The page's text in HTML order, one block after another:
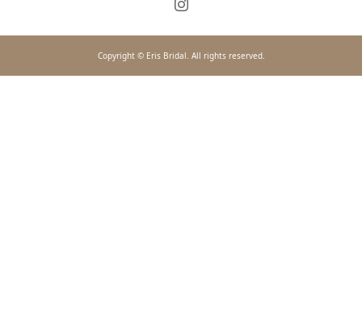
Copyright © Eris Bridal. All rights reserved.